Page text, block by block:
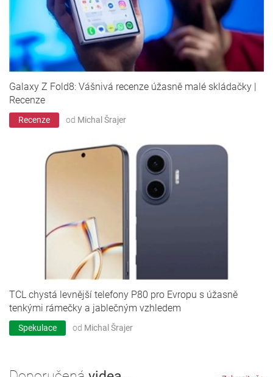
Galaxy Z Fold8: Vášnivá recenze úžasně malé skládačky |
Recenze
Recenze od Michal Šrajer
TCL chystá levnější telefony P80 pro Evropu s úžasně
tenkými rámečky a jablečným vzhledem
Spekulace od Michal Šrajer